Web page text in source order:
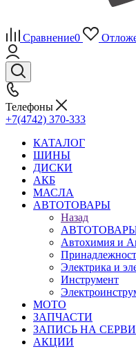
Сравнение0
Телефоны
+7(4742) 370-333
КАТАЛОГ
ШИНЫ
ДИСКИ
АКБ
МАСЛА
АВТОТОВАРЫ
Назад
Автохимия и
Электрика и
Инструмент
МОТО
ЗАПЧАСТИ
ЗАПИСЬ НА
АКЦИИ